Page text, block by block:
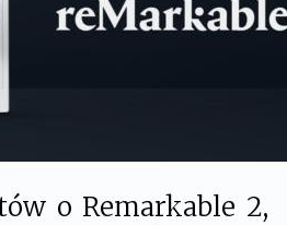
o Remarkable 2,